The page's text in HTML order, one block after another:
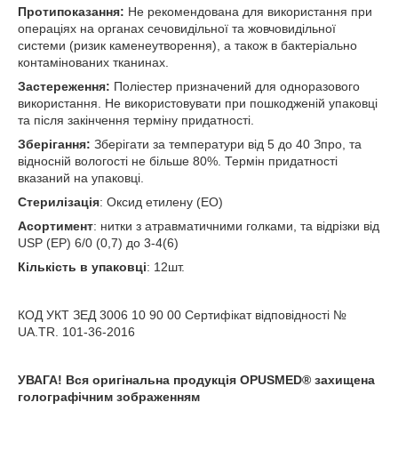
Протипоказання: Не рекомендована для використання при
операціях на органах сечовидільної та жовчовидільної
системи (ризик каменеутворення), а також в бактеріально
контамінованих тканинах.
Застереження: Поліестер призначений для одноразового
використання. Не використовувати при пошкодженій упаковці
та після закінчення терміну придатності.
Зберігання: Зберігати за температури від 5 до 40 Зпро , та
відносній вологості не більше 80%. Термін придатності
вказаний на упаковці.
Стерилізація: Оксид етилену (ЕО)
Асортимент: нитки з атравматичними голками, та відрізки від
USP (EP) 6/0 (0,7) до 3-4(6)
Кількість в упаковці: 12шт.
КОД УКТ ЗЕД 3006 10 90 00 Сертифікат відповідності №
UA.TR. 101-36-2016
УВАГА! Вся оригінальна продукція OPUSMED® захищена
голографічним зображенням